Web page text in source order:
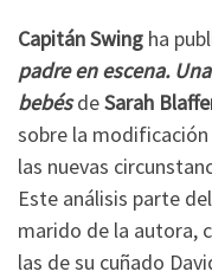
Capitán Swing ha
padre en escena.
bebésdeSarah
sobre la
las nuevas
Este análisis parte
marido de la autora,
las de su cuñado